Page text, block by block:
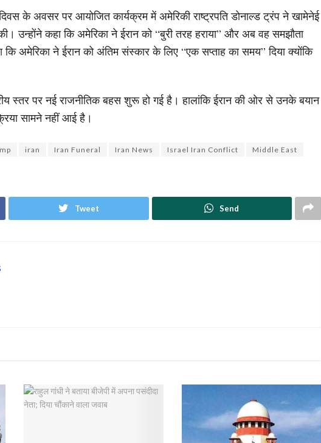
के अवसर पर आयोजित कार्यक्रम में अमेरिकी राष्ट्रपति डोनाल्ड ट्रंप ने खामेनेई
उन्होंने कहा कि अमेरिका ने ईरान को “बुरी तरह हराया” और अब वह समझौता
अमेरिका ने ईरान को अंतिम संस्कार के लिए “एक सप्ताह का समय” दिया क्योंकि
स्तर पर नई राजनीतिक बहस शुरू हो गई है। हालांकि ईरान की ओर से उनके बयान
सामने नहीं आई है।
iran Iran Funeral Iran News Israel Iran Conflict Middle East
Tweet Send